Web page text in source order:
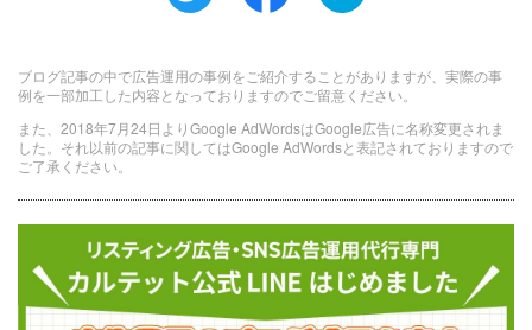
ブログ記事の中で広告運用の事例をご紹介することがありますが、実際の事
例を一部加工した内容となっておりますのでご留意ください。
また、2018年7月24日よりGoogle AdWordsはGoogle広告に名称変更されま
した。それ以前の記事に関してはGoogle AdWordsと表記されておりますので
ご了承ください。